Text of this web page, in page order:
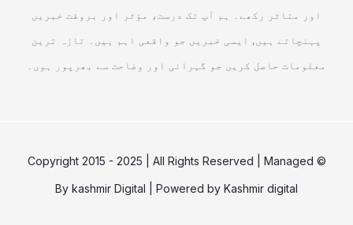
اور متاثر رکھے۔ ہم آپ تک درست، مؤثر اور بروقت خبریں
پہنچاتے ہیں, ایسی خبریں جو واقعی اہم ہیں۔ تازہ ترین
معلومات حاصل کریں جو گہرائی اور وضاحت سے بھرپور ہوں۔
© Copyright 2015 - 2025 | All Rights Reserved | Managed
By kashmir Digital | Powered by Kashmir digital